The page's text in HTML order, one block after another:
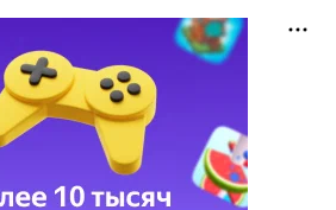
счета как физического лица, а
родственникам лицевые
вмосковской прокуратуре